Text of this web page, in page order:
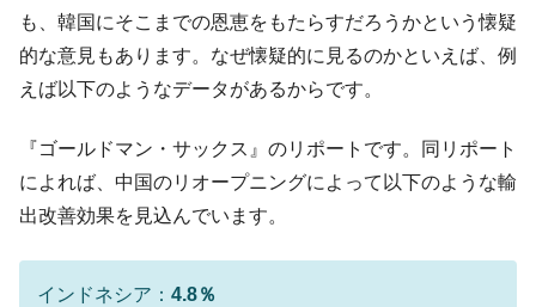
『Money1』
【対日本円】ウォン安が急進！ 日米の協調
に韓国がいっちょがみしたのでは。
『Money1』
韓国政府『BYD』車への補助金を全廃 ⇒ 実
1.9倍！
『Money1』
在韓米国大使スティールが着韓！⇒ さっそ
く空港に詰めかけ「出て行け！」「極右勢力」のプラカー
ドを掲げる「在韓反米勢力」
ータセンター整備」⇒ だから無理だってば。
も、韓国にそこまでの恩恵をもたらすだろうかという懐疑
的な意見もあります。なぜ懐疑的に見るのかといえば、例
えば以下のようなデータがあるからです。
『ゴールドマン・サックス』のリポートです。同リポート
によれば、中国のリオープニングによって以下のような輸
出改善効果を見込んでいます。
インドネシア： 4.8％